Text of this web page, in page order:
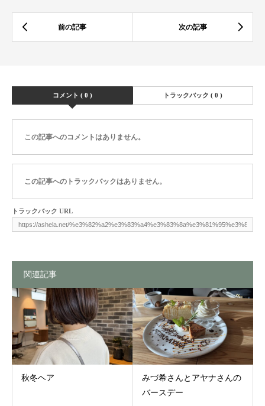
コメント ( 0 ) トラックバック ( 0 )
この記事へのコメントはありません。
この記事へのトラックバックはありません。
トラックバック URL
関連記事
秋冬ヘア
みづ希さんとアヤナさんの
バースデー